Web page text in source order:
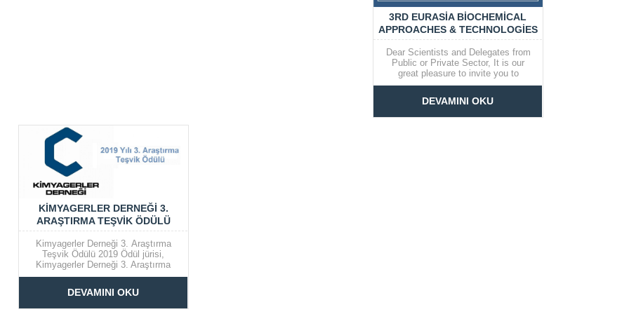
3RD EURASIA BIOCHEMICAL
APPROACHES & TECHNOLOGIES
(EBAT) CONGRESS
Dear Scientists and Delegates from
Public or Private Sector, It is our
great pleasure to invite you to
participate in the “3rd EURASIA
TECHNOLOGIES (EBAT)
CONGRESS” which will be held
DEVAMINI OKU
KIMYAGERLER DERNEĞI 3.
ARAŞTIRMA TEŞVIK ÖDÜLÜ
Kimyagerler Derneği 3. Araştırma
Teşvik Ödülü 2019 Ödül jürisi,
Kimyagerler Derneği 3. Araştırma
Teşvik Ödüllerinin aşağıda isimleri
kararlaştırmıştır. Ödül töreni 14 Mart
2019 Perşembe günü saat 19.00’da
DEVAMINI OKU